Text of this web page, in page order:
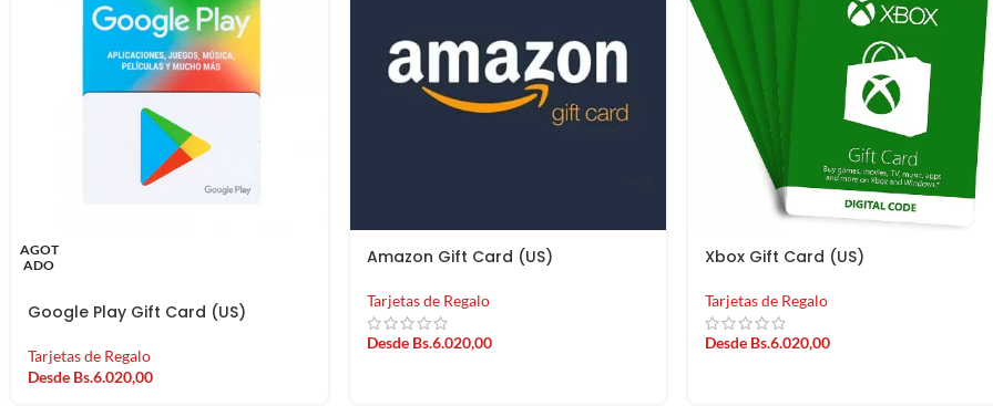
AGOT
ADO
Google Play Gift Card (US)
Tarjetas de Regalo
Desde Bs.6.020,00
Amazon Gift Card (US)
Tarjetas de Regalo
Desde Bs.6.020,00
Xbox Gift Card (US)
Tarjetas de Regalo
Desde Bs.6.020,00